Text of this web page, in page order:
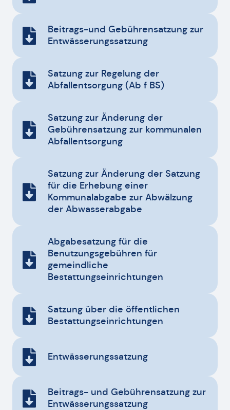
Beitrags-und Gebührensatzung zur
Entwässerungssatzung
Satzung zur Regelung der
Abfallentsorgung (Ab f BS)
Satzung zur Änderung der
Gebührensatzung zur kommunalen
Abfallentsorgung
Satzung zur Änderung der Satzung
für die Erhebung einer
Kommunalabgabe zur Abwälzung
der Abwasserabgabe
Abgabesatzung für die
Benutzungsgebühren für
gemeindliche
Bestattungseinrichtungen
Satzung über die öffentlichen
Bestattungseinrichtungen
Entwässerungssatzung
Beitrags- und Gebührensatzung zur
Entwässerungssatzung